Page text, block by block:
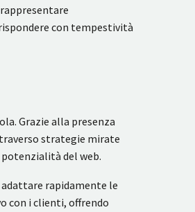
con tempestività
Grazie alla presenza
strategie mirate
del web.
rapidamente le
con i clienti, offrendo